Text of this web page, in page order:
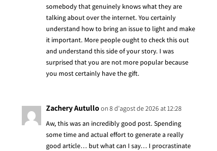
somebody that genuinely knows what they are
talking about over the internet. You certainly
understand how to bring an issue to light and make
it important. More people ought to check this out
and understand this side of your story. I was
surprised that you are not more popular because
you most certainly have the gift.
Zachery Autulloon 8 d'agost de 2026 at 12:28
Aw, this was an incredibly good post. Spending
some time and actual effort to generate a really
good article… but what can I say… I procrastinate